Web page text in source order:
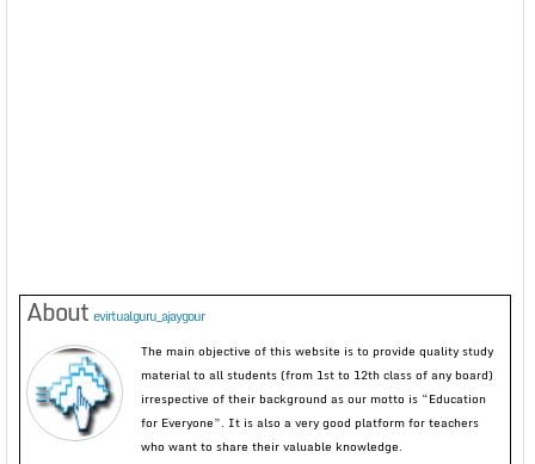
About evirtualguru_ajaygour
The main objective of this website is to provide quality study
material to all students (from 1st to 12th class of any board)
irrespective of their background as our motto is “Education
for Everyone”. It is also a very good platform for teachers
who want to share their valuable knowledge.